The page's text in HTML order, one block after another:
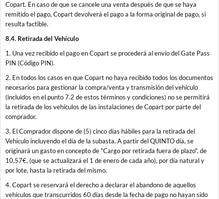
Copart. En caso de que se cancele una venta después de que se haya
remitido el pago, Copart devolverá el pago a la forma original de pago, si
resulta factible.
8.4. Retirada del Vehículo
1. Una vez recibido el pago en Copart se procederá al envío del Gate Pass
PIN (Código PIN).
2. En todos los casos en que Copart no haya recibido todos los documentos
necesarios para gestionar la compra/venta y transmisión del vehículo
(incluidos en el punto 7.2 de estos términos y condiciones) no se permitirá
la retirada de los vehículos de las instalaciones de Copart por parte del
comprador.
3. El Comprador dispone de (5) cinco días hábiles para la retirada del
Vehículo incluyendo el día de la subasta. A partir del QUINTO día, se
originará un gasto en concepto de "Cargo por retirada fuera de plazo", de
10,57€, (que se actualizará el 1 de enero de cada año), por día natural y
por lote, hasta la retirada del mismo.
4. Copart se reservará el derecho a declarar el abandono de aquellos
vehículos que transcurridos 60 días desde la fecha de pago no hayan sido